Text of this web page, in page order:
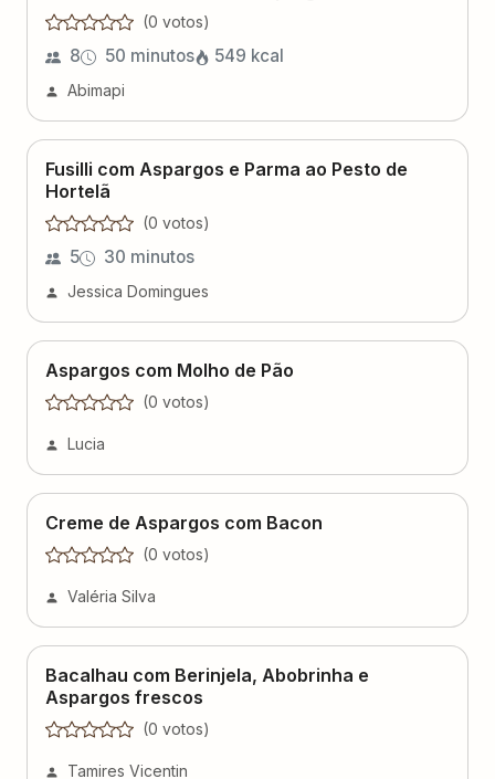
(0 votos)
8 50 minutos 549 kcal
Abimapi
Fusilli com Aspargos e Parma ao Pesto de
Hortelã
(0 votos)
5 30 minutos
Jessica Domingues
Aspargos com Molho de Pão
(0 votos)
Lucia
Creme de Aspargos com Bacon
(0 votos)
Valéria Silva
Bacalhau com Berinjela, Abobrinha e
Aspargos frescos
(0 votos)
Tamires Vicentin